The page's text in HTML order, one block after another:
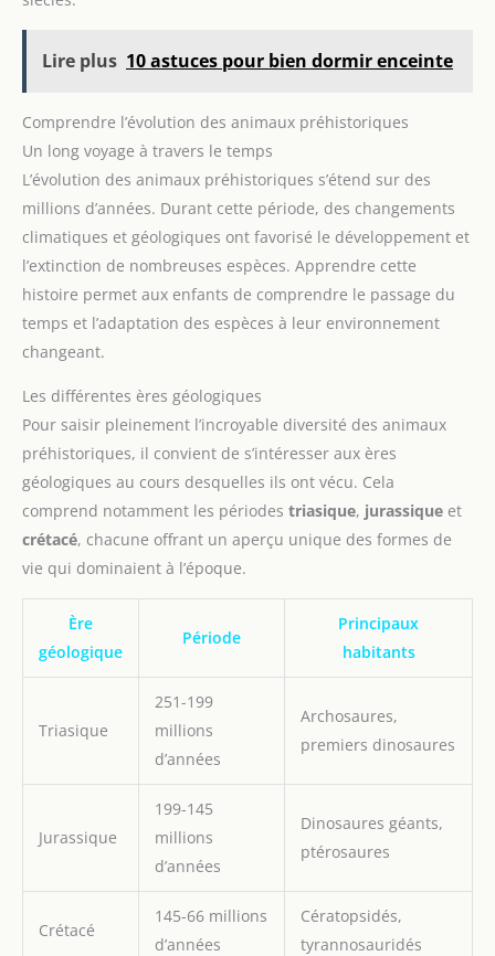
5 6 7 8+ à l'occasion d'un anniversaire, de Noël,
Lire plus 10 astuces pour bien dormir enceinte
Comprendre l’évolution des animaux préhistoriques
Un long voyage à travers le temps
L’évolution des animaux préhistoriques s’étend sur des
millions d’années. Durant cette période, des changements
climatiques et géologiques ont favorisé le développement et
l’extinction de nombreuses espèces. Apprendre cette
histoire permet aux enfants de comprendre le passage du
temps et l’adaptation des espèces à leur environnement
changeant.
Les différentes ères géologiques
Pour saisir pleinement l’incroyable diversité des animaux
préhistoriques, il convient de s’intéresser aux ères
géologiques au cours desquelles ils ont vécu. Cela
comprend notamment les périodes triasique, jurassique et
crétacé, chacune offrant un aperçu unique des formes de
vie qui dominaient à l’époque.
Ère
géologique
Période
Principaux
habitants
Triasique
251-199
millions
d’années
Archosaures,
premiers dinosaures
Jurassique
199-145
millions
d’années
Dinosaures géants,
ptérosaures
Crétacé
145-66 millions
d’années
Cératopsidés,
tyrannosauridés